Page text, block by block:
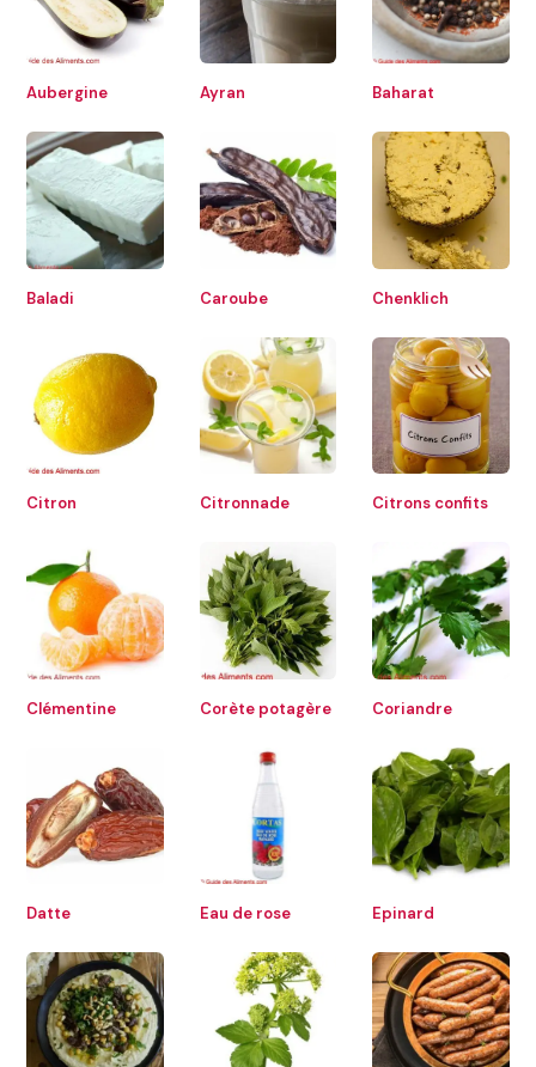
Aubergine Ayran Baharat
Baladi Caroube Chenklich
Citron Citronnade Citrons confits
Clémentine Corète potagère Coriandre
Datte Eau de rose Epinard